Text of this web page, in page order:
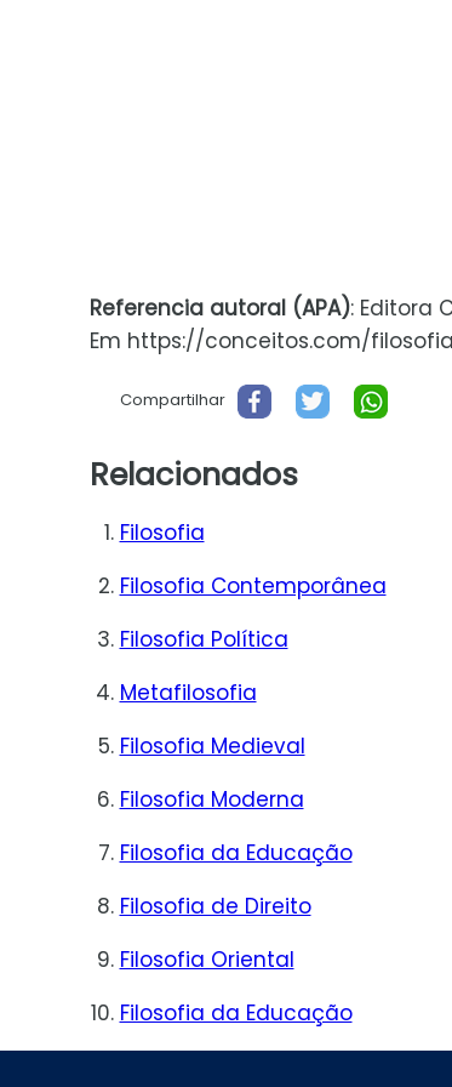
Referencia autoral (APA): Editora
Em https://conceitos.com/
Compartilhar
Relacionados
Filosofia
Filosofia Contemporânea
Filosofia Política
Metafilosofia
Filosofia Medieval
Filosofia Moderna
Filosofia da Educação
Filosofia de Direito
Filosofia Oriental
Filosofia da Educação